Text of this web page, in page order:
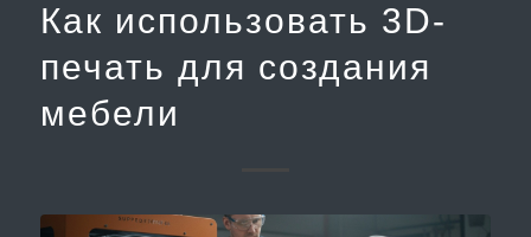
Как использовать 3D-
печать для создания
мебели